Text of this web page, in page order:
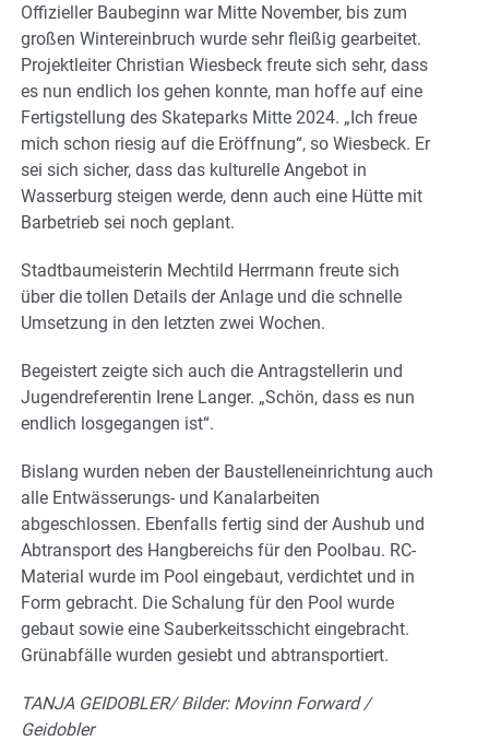
Offizieller Baubeginn war Mitte November, bis zum
großen Wintereinbruch wurde sehr fleißig gearbeitet.
Projektleiter Christian Wiesbeck freute sich sehr, dass
es nun endlich los gehen konnte, man hoffe auf eine
Fertigstellung des Skateparks Mitte 2024. „Ich freue
mich schon riesig auf die Eröffnung“, so Wiesbeck. Er
sei sich sicher, dass das kulturelle Angebot in
Wasserburg steigen werde, denn auch eine Hütte mit
Barbetrieb sei noch geplant.
Stadtbaumeisterin Mechtild Herrmann freute sich
über die tollen Details der Anlage und die schnelle
Umsetzung in den letzten zwei Wochen.
Begeistert zeigte sich auch die Antragstellerin und
Jugendreferentin Irene Langer. „Schön, dass es nun
endlich losgegangen ist“.
Bislang wurden neben der Baustelleneinrichtung auch
alle Entwässerungs- und Kanalarbeiten
abgeschlossen. Ebenfalls fertig sind der Aushub und
Abtransport des Hangbereichs für den Poolbau. RC-
Material wurde im Pool eingebaut, verdichtet und in
Form gebracht. Die Schalung für den Pool wurde
gebaut sowie eine Sauberkeitsschicht eingebracht.
Grünabfälle wurden gesiebt und abtransportiert.
TANJA GEIDOBLER/ Bilder: Movinn Forward /
Geidobler